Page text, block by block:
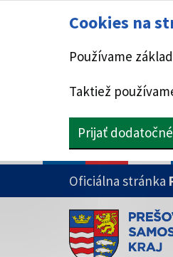
Cookies na
Používame
Taktiež
Prijať
PRESKOČIŤ NA HLAVNÝ
Oficiálna stránka
Doména psk.sk